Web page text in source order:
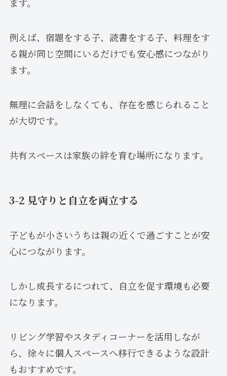
例えば、宿題をする子、読書をする子、料理をす
る親が同じ空間にいるだけでも安心感につながり
ます。
無理に会話をしなくても、存在を感じられること
が大切です。
共有スペースは家族の絆を育む場所になります。
3-2 見守りと自立を両立する
子どもが小さいうちは親の近くで過ごすことが安
心につながります。
しかし成長するにつれて、自立を促す環境も必要
になります。
リビング学習やスタディコーナーを活用しなが
ら、徐々に個人スペースへ移行できるような設計
もおすすめです。